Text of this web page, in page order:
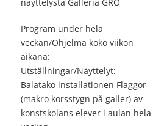
näyttelystä Galleria GRO
Program under hela
veckan/Ohjelma koko viikon
aikana:
Utställningar/Näyttelyt:
Balatako installationen Flaggor
(makro korsstygn på galler) av
konstskolans elever i aulan hela